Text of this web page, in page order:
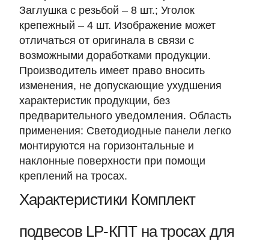
Заглушка с резьбой – 8 шт.; Уголок
крепежный – 4 шт. Изображение может
отличаться от оригинала в связи с
возможными доработками продукции.
Производитель имеет право вносить
изменения, не допускающие ухудшения
характеристик продукции, без
предварительного уведомления. Область
применения: Светодиодные панели легко
монтируются на горизонтальные и
наклонные поверхности при помощи
креплений на тросах.
Характеристики Комплект
подвесов LP-КПТ на тросах для